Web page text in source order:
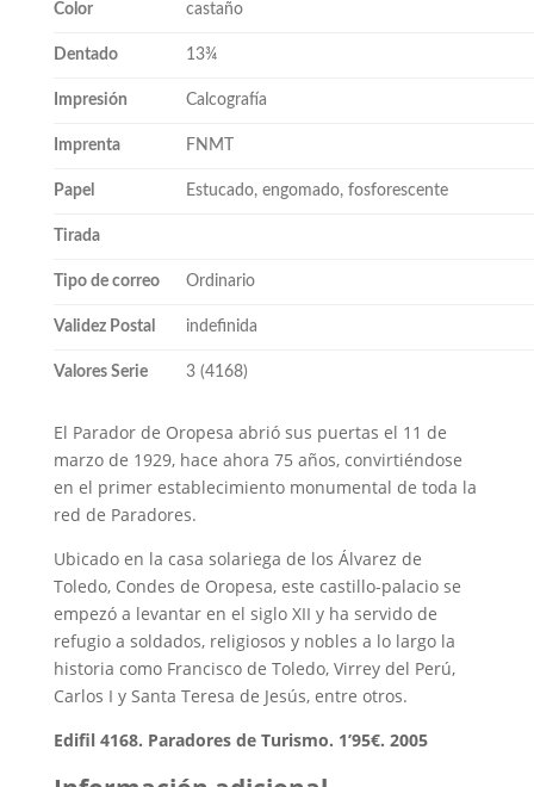
Color castaño
Dentado 13¾
Impresión Calcografía
Imprenta FNMT
Papel Estucado, engomado, fosforescente
Tirada
Tipo de correo Ordinario
Validez Postal indefinida
Valores Serie 3 (4168)
El Parador de Oropesa abrió sus puertas el 11 de
marzo de 1929, hace ahora 75 años, convirtiéndose
en el primer establecimiento monumental de toda la
red de Paradores.
Ubicado en la casa solariega de los Álvarez de
Toledo, Condes de Oropesa, este castillo-palacio se
empezó a levantar en el siglo XII y ha servido de
refugio a soldados, religiosos y nobles a lo largo la
historia como Francisco de Toledo, Virrey del Perú,
Carlos I y Santa Teresa de Jesús, entre otros.
Edifil 4168. Paradores de Turismo. 1’95€. 2005